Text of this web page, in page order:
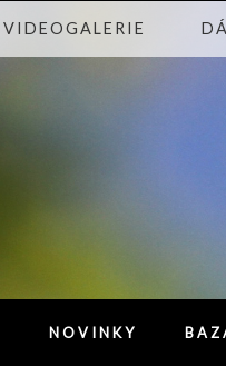
VIDEOGALERIE
NOVINKY